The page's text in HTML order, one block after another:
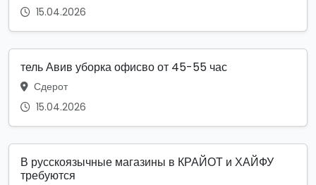
15.04.2026
тель Авив уборка офисво от 45-55 час
Сдерот
15.04.2026
В русскоязычные магазины в КРАЙОТ и ХАЙФУ
требуются